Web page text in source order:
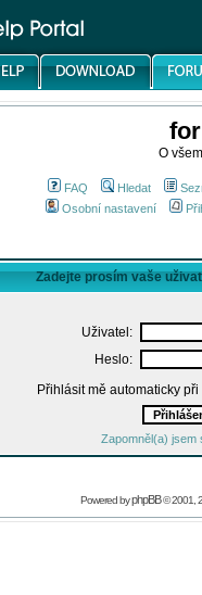
O
FAQ Hledat
Osobní nastavení
Zadejte prosím vaše
Uživatel:
Heslo:
Přihlásit mě automaticky
Zapomněl(a) jsem
Powered byphpBB© 2001,